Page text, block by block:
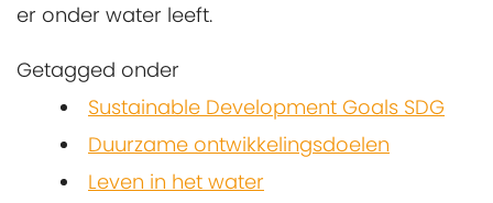
er onder water leeft.
Getagged onder
Sustainable Development Goals SDG
Duurzame ontwikkelingsdoelen
Leven in het water